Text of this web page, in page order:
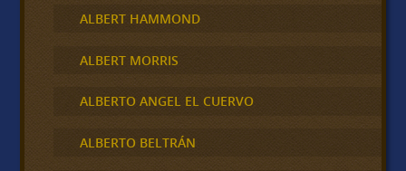
ALBERT HAMMOND
ALBERT MORRIS
ALBERTO ANGEL EL CUERVO
ALBERTO BELTRÁN